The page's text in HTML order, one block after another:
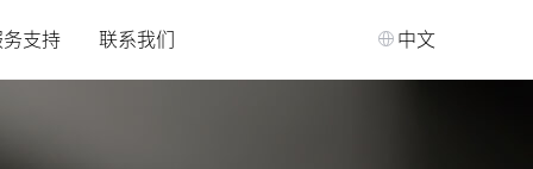
支持 联系我们 中文